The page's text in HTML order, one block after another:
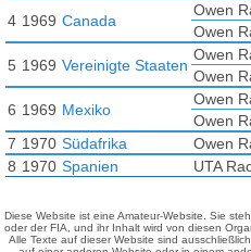
4 1969 Canada
Owen
Owen
5 1969 Vereinigte Staaten
Owen
Owen
6 1969 Mexiko
Owen
Owen
7 1970 Südafrika Owen
8 1970 Spanien UTA
Diese Website ist eine Amateur-Website. Sie
oder der FIA, und ihr Inhalt wird von diesen
Alle Texte auf dieser Website sind